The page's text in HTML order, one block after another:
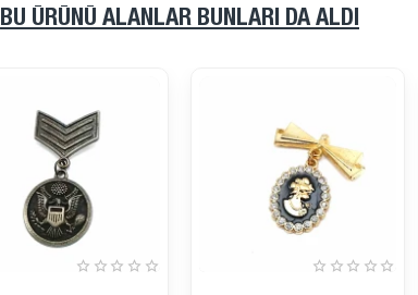
BU ÜRÜNÜ ALANLAR BUNLARI DA ALDI